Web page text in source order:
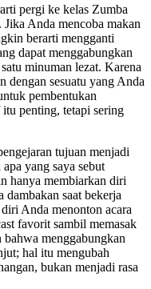
pergi ke kelas Zumba
Jika Anda mencoba makan
berarti mengganti
dapat menggabungkan
minuman lezat. Karena
dengan sesuatu yang Anda
pembentukan
penting, tetapi sering
tujuan menjadi
yang saya sebut
hanya membiarkan diri
saat bekerja
Anda menonton acara
favorit sambil memasak
menggabungkan
hal itu mengubah
bukan menjadi rasa